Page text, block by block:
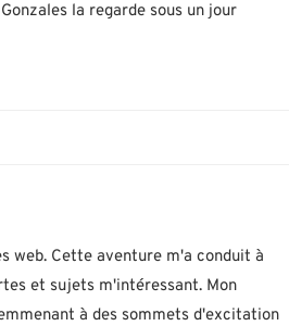
la regarde sous un jour
web. Cette aventure m'a conduit à
et sujets m'intéressant. Mon
à des sommets d'excitation